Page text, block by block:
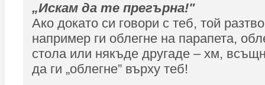
„Искам да те прегърна!"
Ако докато си говори с теб, той
например ги облегне на парапета,
стола или някъде другаде – хм,
да ги „облегне” върху теб!